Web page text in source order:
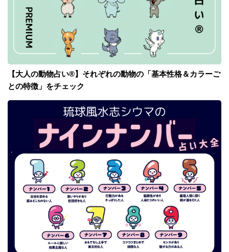
【大人の動物占い®】それぞれの動物の「基本性格＆カラーご
との特徴」をチェック